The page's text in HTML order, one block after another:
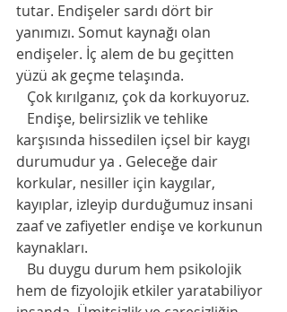
tutar. Endişeler sardı dört bir
yanımızı. Somut kaynağı olan
endişeler. İç alem de bu geçitten
yüzü ak geçme telaşında.
Çok kırılganız, çok da korkuyoruz.
Endişe, belirsizlik ve tehlike
karşısında hissedilen içsel bir kaygı
durumudur ya . Geleceğe dair
korkular, nesiller için kaygılar,
kayıplar, izleyip durduğumuz insani
zaaf ve zafiyetler endişe ve korkunun
kaynakları.
Bu duygu durum hem psikolojik
hem de fizyolojik etkiler yaratabiliyor